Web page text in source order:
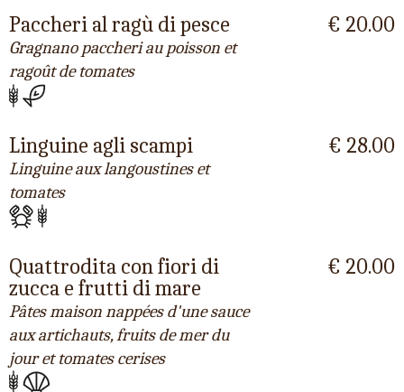
Paccheri al ragù di pesce
Gragnano paccheri au poisson et
ragoût de tomates
€ 20.00
Linguine agli scampi
Linguine aux langoustines et
tomates
€ 28.00
Quattrodita con fiori di
zucca e frutti di mare
Pâtes maison nappées d'une sauce
aux artichauts, fruits de mer du
jour et tomates cerises
€ 20.00